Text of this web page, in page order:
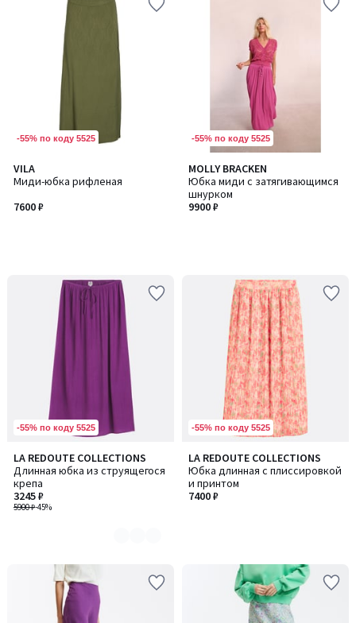
-55% по коду 5525
VILA
Миди-юбка рифленая
7600 ₽
-55% по коду 5525
MOLLY BRACKEN
Юбка миди с затягивающимся
шнурком
9900 ₽
-55% по коду 5525
LA REDOUTE COLLECTIONS
Длинная юбка из струящегося
крепа
5900 ₽-45%
3245 ₽
Количество
цветов:
2
-55% по коду 5525
LA REDOUTE COLLECTIONS
Юбка длинная с плиссировкой
и принтом
7400 ₽